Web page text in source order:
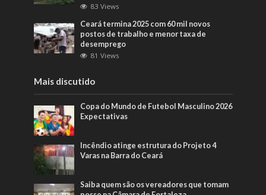
83 Views
Ceará termina 2025 com 60 mil novos
postos de trabalho e menor taxa de
desemprego
81 Views
Mais discutido
Copa do Mundo de Futebol Masculino 2026
Expectativas
Incêndio atinge estrutura do Projeto 4
Varas na Barra do Ceará
Saiba quem são os vereadores que tomam